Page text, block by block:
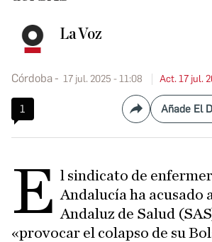
La Voz
Córdoba 17 jul. 2025 - 11:08 Act. 17 jul.
1 Compartir
Añade El
E l sindicato de
Andalucía ha acusado
Andaluz de Salud
«provocar el colapso de su